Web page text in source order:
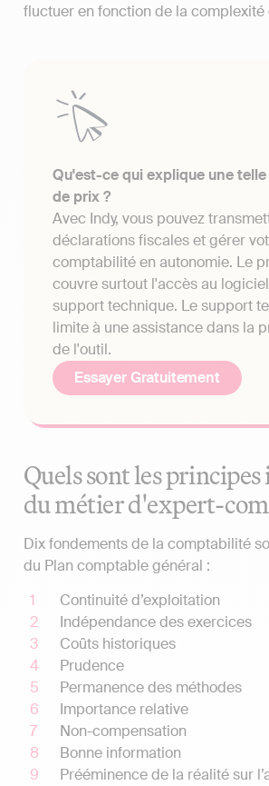
fluctuer en fonction de la complexité
Qu'est-ce qui explique une
de prix ?
Avec Indy, vous pouvez
déclarations fiscales et gérer
comptabilité en autonomie. Le
couvre surtout l'accès au
support technique. Le support
limite à une assistance dans la
de l'outil.
Essayer Gratuitement
Quels sont les
du métier d'expert-
Dix fondements de la comptabilité
du Plan comptable général :
Continuité d’exploitation
Indépendance des exercices
Coûts historiques
Prudence
Permanence des méthodes
Importance relative
Non-compensation
Bonne information
Prééminence de la réalité sur